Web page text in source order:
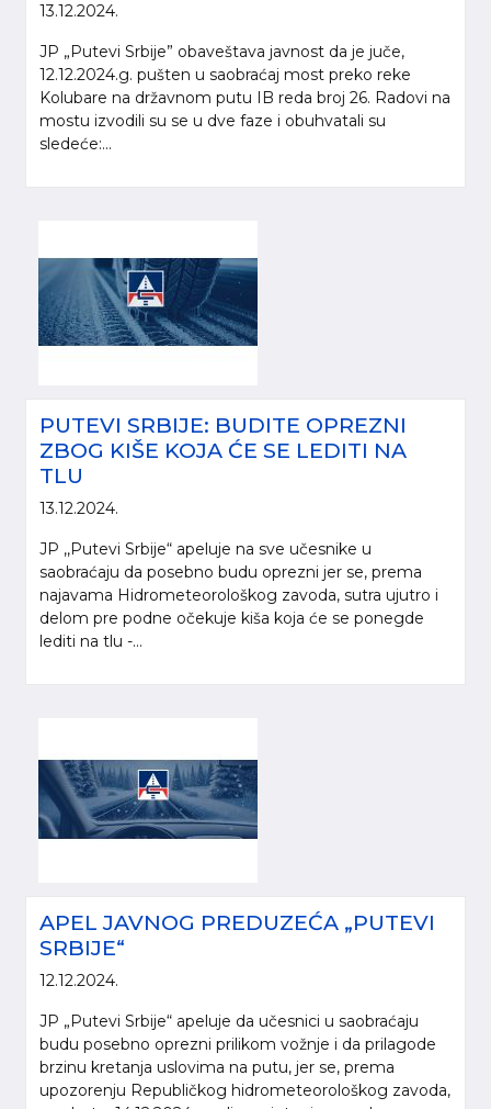
13.12.2024.
JP „Putevi Srbije” obaveštava javnost da je juče,
12.12.2024.g. pušten u saobraćaj most preko reke
Kolubare na državnom putu IB reda broj 26. Radovi na
mostu izvodili su se u dve faze i obuhvatali su
sledeće:...
PUTEVI SRBIJE: BUDITE OPREZNI
ZBOG KIŠE KOJA ĆE SE LEDITI NA
TLU
13.12.2024.
JP ,,Putevi Srbije“ apeluje na sve učesnike u
saobraćaju da posebno budu oprezni jer se, prema
najavama Hidrometeorološkog zavoda, sutra ujutro i
delom pre podne očekuje kiša koja će se ponegde
lediti na tlu -...
APEL JAVNOG PREDUZEĆA „PUTEVI
SRBIJE“
12.12.2024.
JP „Putevi Srbije“ apeluje da učesnici u saobraćaju
budu posebno oprezni prilikom vožnje i da prilagode
brzinu kretanja uslovima na putu, jer se, prema
upozorenju Republičkog hidrometeorološkog zavoda,